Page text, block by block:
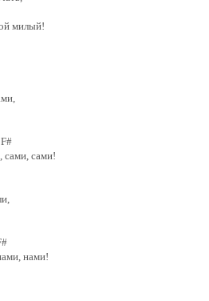
милый!
сами, сами!
нами!